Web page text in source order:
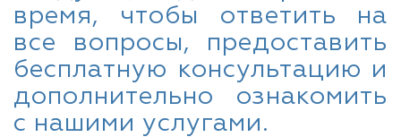
время, чтобы ответить на
все вопросы, предоставить
бесплатную консультацию и
дополнительно ознакомить
с нашими услугами.